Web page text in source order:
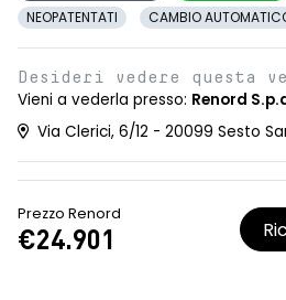
NEOPATENTATI
CAMBIO
Desideri vedere questa
Vieni a vederla presso: Renord
Via Clerici, 6/12 - 20099 Sesto
Prezzo Renord
€24.901